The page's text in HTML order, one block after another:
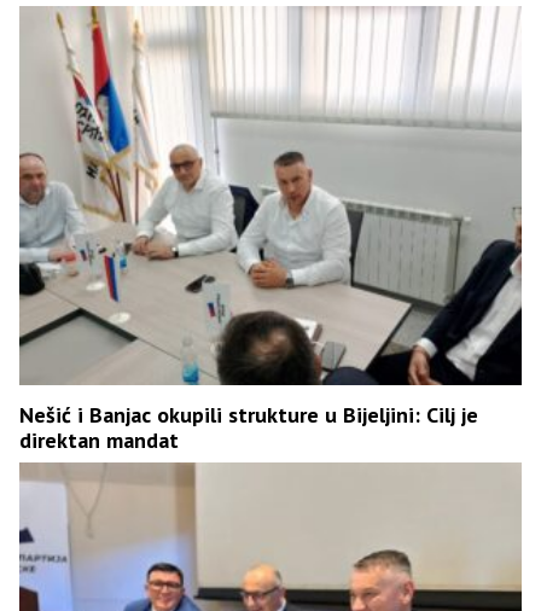
Nešić i Banjac okupili strukture u Bijeljini: Cilj je
direktan mandat